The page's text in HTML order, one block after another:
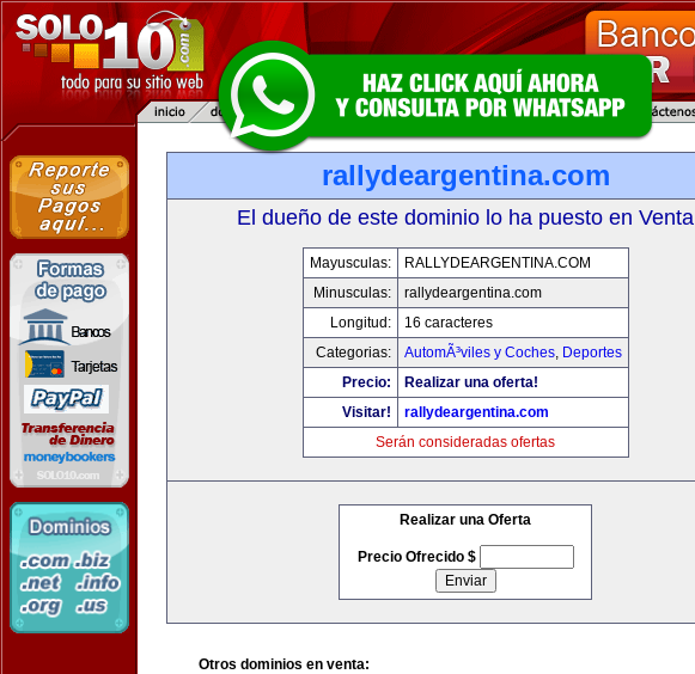
rallydeargentina.com
El dueño de este dominio lo ha puesto en Venta
Mayusculas:
RALLYDEARGENTINA.COM
Minusculas:
rallydeargentina.com
Longitud:
16 caracteres
Categorias:
AutomÃ³viles y Coches, Deportes
Precio:
Realizar una oferta!
Visitar!
rallydeargentina.com
Serán consideradas ofertas
Realizar una Oferta
Precio Ofrecido $
Otros dominios en venta: